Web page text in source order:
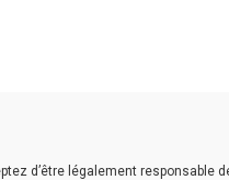
d’être légalement